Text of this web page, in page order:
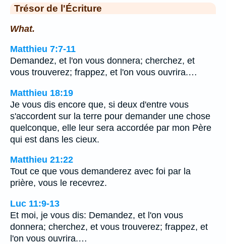
Trésor de l'Écriture
What.
Matthieu 7:7-11
Demandez, et l'on vous donnera; cherchez, et
vous trouverez; frappez, et l'on vous ouvrira.…
Matthieu 18:19
Je vous dis encore que, si deux d'entre vous
s'accordent sur la terre pour demander une chose
quelconque, elle leur sera accordée par mon Père
qui est dans les cieux.
Matthieu 21:22
Tout ce que vous demanderez avec foi par la
prière, vous le recevrez.
Luc 11:9-13
Et moi, je vous dis: Demandez, et l'on vous
donnera; cherchez, et vous trouverez; frappez, et
l'on vous ouvrira.…